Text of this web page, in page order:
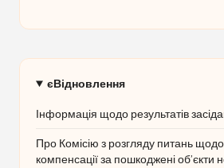
єВідновлення
Інформація щодо результатів
Про Комісію з розгляду питань
компенсації за пошкоджені